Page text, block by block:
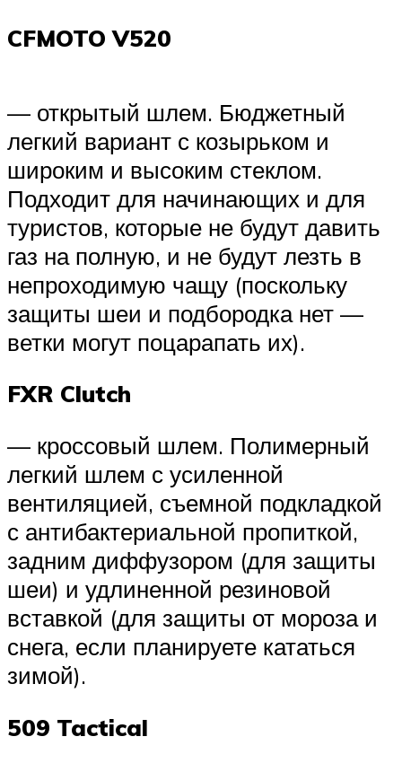
CFMOTO V520
— открытый шлем. Бюджетный
легкий вариант с козырьком и
широким и высоким стеклом.
Подходит для начинающих и для
туристов, которые не будут давить
газ на полную, и не будут лезть в
непроходимую чащу (поскольку
защиты шеи и подбородка нет —
ветки могут поцарапать их).
FXR Clutch
— кроссовый шлем. Полимерный
легкий шлем с усиленной
вентиляцией, съемной подкладкой
с антибактериальной пропиткой,
задним диффузором (для защиты
шеи) и удлиненной резиновой
вставкой (для защиты от мороза и
снега, если планируете кататься
зимой).
509 Tactical